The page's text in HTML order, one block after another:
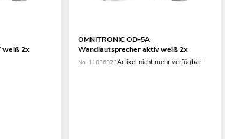
weiß 2x
OMNITRONIC OD-5A
Wandlautsprecher aktiv weiß 2x
No. 11036923Artikel nicht mehr verfügbar